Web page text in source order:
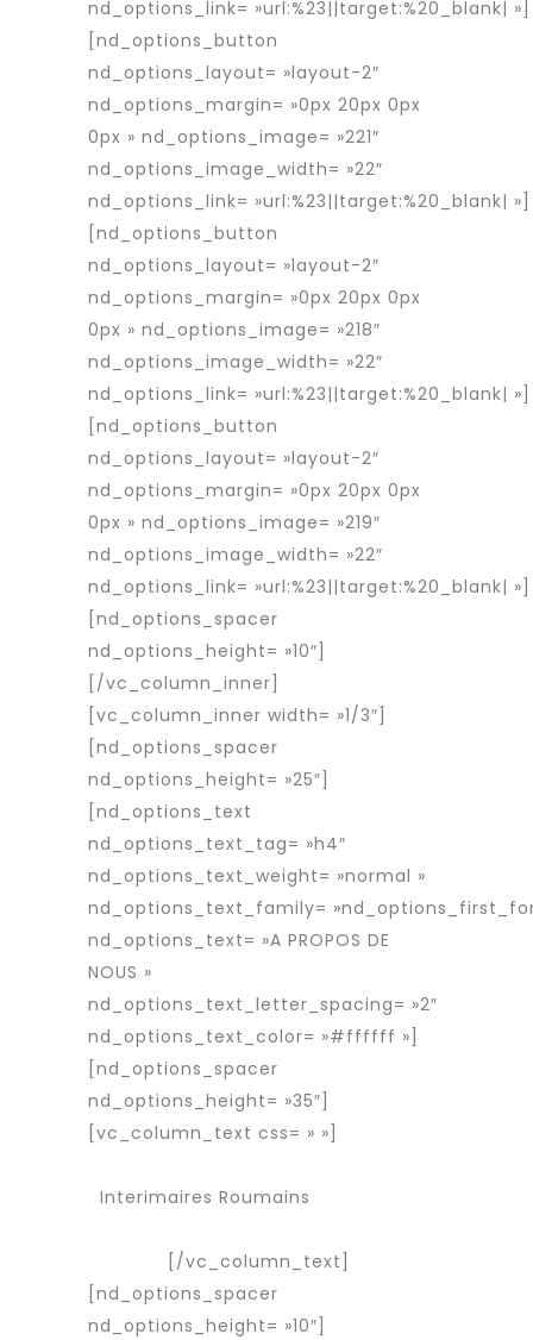
nd_options_link= »url:%23||target:%20_blank| »]
[nd_options_button
nd_options_layout= »layout-2″
nd_options_margin= »0px 20px 0px
0px » nd_options_image= »221″
nd_options_image_width= »22″
nd_options_link= »url:%23||target:%20_blank| »]
[nd_options_button
nd_options_layout= »layout-2″
nd_options_margin= »0px 20px 0px
0px » nd_options_image= »218″
nd_options_image_width= »22″
nd_options_link= »url:%23||target:%20_blank| »]
[nd_options_button
nd_options_layout= »layout-2″
nd_options_margin= »0px 20px 0px
0px » nd_options_image= »219″
nd_options_image_width= »22″
nd_options_link= »url:%23||target:%20_blank| »]
[nd_options_spacer
nd_options_height= »10″]
[/vc_column_inner]
[vc_column_inner width= »1/3″]
[nd_options_spacer
nd_options_height= »25″]
[nd_options_text
nd_options_text_tag= »h4″
nd_options_text_weight= »normal »
nd_options_text_family=
nd_options_text= »A PROPOS DE
NOUS »
nd_options_text_letter_spacing= »2″
nd_options_text_color= »#ffffff »]
[nd_options_spacer
nd_options_height= »35″]
[vc_column_text css= » »]
Interimaires Roumains
[/vc_column_text]
[nd_options_spacer
nd_options_height= »10″]